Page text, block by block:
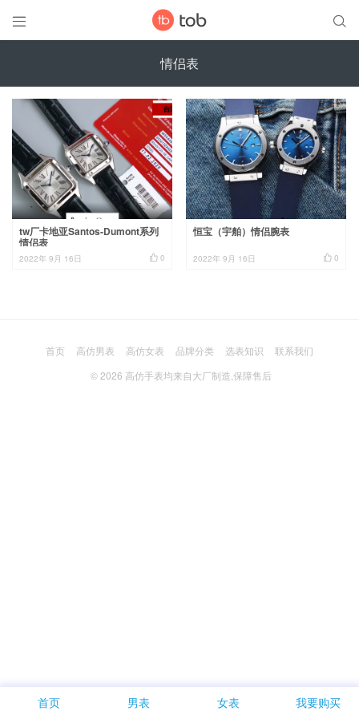
 
情侣表
tw厂卡地亚Santos-Dumont系列
情侣表
 0
2022年 9月 16日
恒宝（宇舶）情侣腕表
 0
2022年 9月 16日
首页 高仿男表 高仿女表 品牌分类 选表知识
联系我们
© 2026 高仿手表均来自大厂制造,保障售后
首页 男表 女表 我要购买